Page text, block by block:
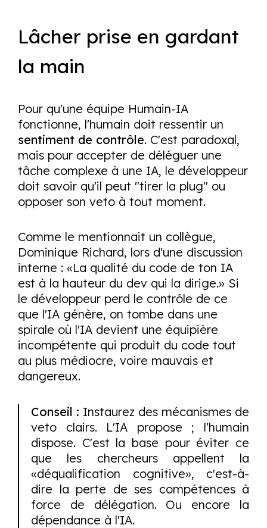
Lâcher prise en gardant
la main
Pour qu'une équipe Humain-IA
fonctionne, l'humain doit ressentir un
sentiment de contrôle. C'est paradoxal,
mais pour accepter de déléguer une
tâche complexe à une IA, le développeur
doit savoir qu'il peut "tirer la plug" ou
opposer son veto à tout moment.
Comme le mentionnait un collègue,
Dominique Richard, lors d'une discussion
interne : «La qualité du code de ton IA
est à la hauteur du dev qui la dirige.» Si
le développeur perd le contrôle de ce
que l'IA génère, on tombe dans une
spirale où l'IA devient une équipière
incompétente qui produit du code tout
au plus médiocre, voire mauvais et
dangereux.
Conseil : Instaurez des mécanismes de
veto clairs. L'IA propose ; l'humain
dispose. C'est la base pour éviter ce
que les chercheurs appellent la
«déqualification cognitive», c'est-à-
dire la perte de ses compétences à
force de délégation. Ou encore la
dépendance à l'IA.